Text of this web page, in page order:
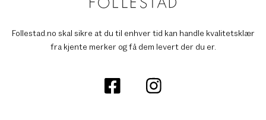
Follestad.no skal sikre at du til enhver tid kan handle kvalitetsklær
fra kjente merker og få dem levert der du er.